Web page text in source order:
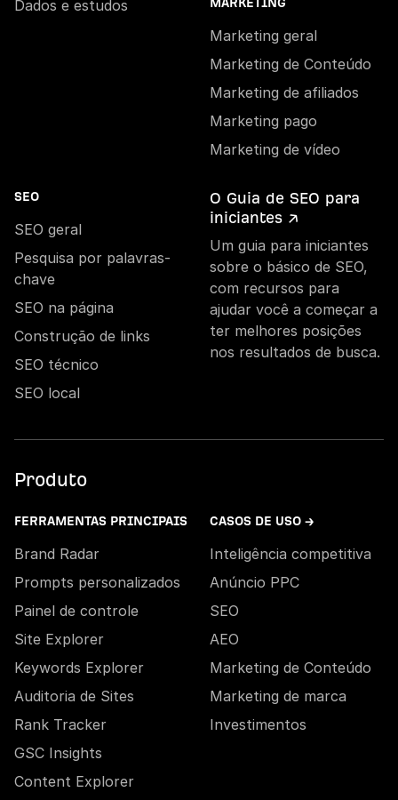
Dados e estudos MARKETING
Marketing geral
Marketing de Conteúdo
Marketing de afiliados
Marketing pago
Marketing de vídeo
SEO
SEO geral
Pesquisa por palavras-
chave
SEO na página
Construção de links
SEO técnico
SEO local
O Guia de SEO para
iniciantes ↗
Um guia para iniciantes
sobre o básico de SEO,
com recursos para
ajudar você a começar a
ter melhores posições
nos resultados de busca.
Produto
FERRAMENTAS PRINCIPAIS
Brand Radar
Prompts personalizados
Painel de controle
Site Explorer
Keywords Explorer
Auditoria de Sites
Rank Tracker
GSC Insights
Content Explorer
CASOS DE USO →
Inteligência competitiva
Anúncio PPC
SEO
AEO
Marketing de Conteúdo
Marketing de marca
Investimentos